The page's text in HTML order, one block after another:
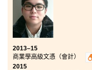
2013–15
商業學高級文憑（會計）
2015